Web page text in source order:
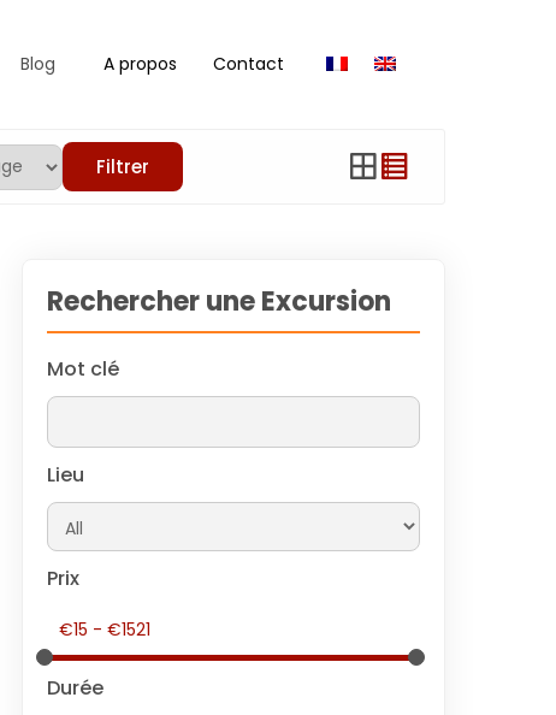
Blog A propos Contact
Filtrer
Rechercher une Excursion
Mot clé
Lieu
Prix
Durée